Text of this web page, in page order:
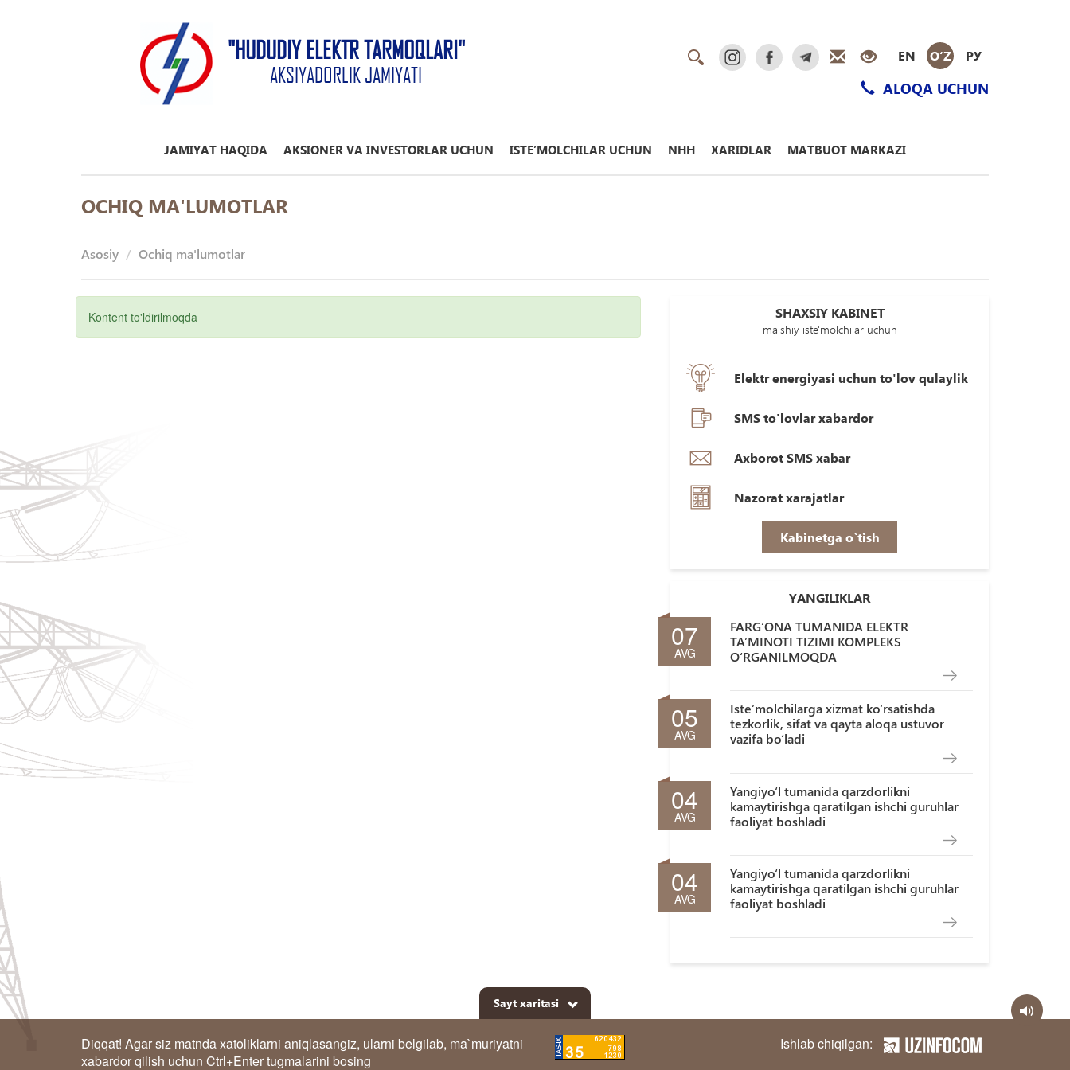
"HUDUDIY ELEKTR TARMOQLARI"
AKSIYADORLIK JAMIYATI
EN O‘Z РУ
ALOQA UCHUN
JAMIYAT HAQIDA AKSIONER VA INVESTORLAR UCHUN ISTE’MOLCHILAR UCHUN NHH XARIDLAR MATBUOT MARKAZI
OCHIQ MA'LUMOTLAR
Asosiy Ochiq ma'lumotlar
Kontent to'ldirilmoqda SHAXSIY KABINET
maishiy iste'molchilar uchun
Elektr energiyasi uchun to'lov qulaylik
SMS to'lovlar xabardor
Axborot SMS xabar
Nazorat xarajatlar
Kabinetga o`tish
YANGILIKLAR
07
AVG
FARG‘ONA TUMANIDA ELEKTR
TA’MINOTI TIZIMI KOMPLEKS
O‘RGANILMOQDA
05
AVG
Iste’molchilarga xizmat ko‘rsatishda
tezkorlik, sifat va qayta aloqa ustuvor
vazifa bo‘ladi
04
AVG
Yangiyo‘l tumanida qarzdorlikni
kamaytirishga qaratilgan ishchi guruhlar
faoliyat boshladi
04
AVG
Yangiyo‘l tumanida qarzdorlikni
kamaytirishga qaratilgan ishchi guruhlar
faoliyat boshladi
Sayt xaritasi
Diqqat! Agar siz matnda xatoliklarni aniqlasangiz, ularni belgilab, ma`muriyatni
xabardor qilish uchun Ctrl+Enter tugmalarini bosing
Ishlab chiqilgan: